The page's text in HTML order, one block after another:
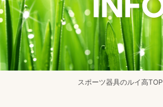
スポーツ器具のルイ高TOP